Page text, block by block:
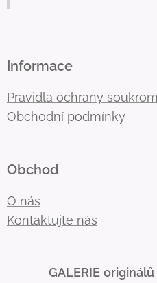
Informace
Pravidla ochrany
Obchodní podmínky
Obchod
O nás
Kontaktujte nás
GALERIE originálů